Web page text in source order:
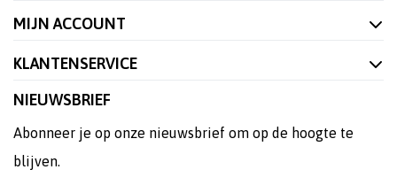
MIJN ACCOUNT
KLANTENSERVICE
NIEUWSBRIEF
Abonneer je op onze nieuwsbrief om op de hoogte te
blijven.